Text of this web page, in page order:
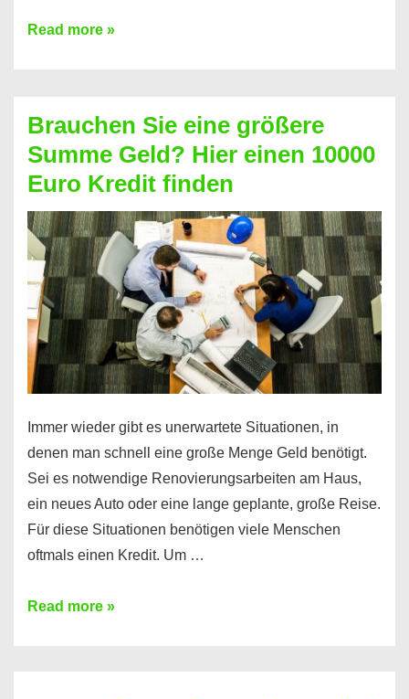
Günstiges
Geht
das
überhaupt?
Na
klar!
Read more »
Brauchen Sie eine größere
Summe Geld? Hier einen 10000
Euro Kredit finden
Immer wieder gibt es unerwartete Situationen, in
denen man schnell eine große Menge Geld benötigt.
Sei es notwendige Renovierungsarbeiten am Haus,
ein neues Auto oder eine lange geplante, große Reise.
Für diese Situationen benötigen viele Menschen
oftmals einen Kredit. Um …
Brauchen
Read more »